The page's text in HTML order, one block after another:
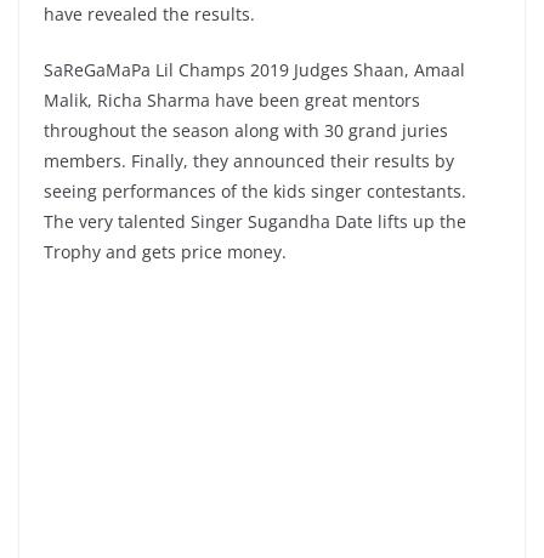
have revealed the results.
SaReGaMaPa Lil Champs 2019 Judges Shaan, Amaal
Malik, Richa Sharma have been great mentors
throughout the season along with 30 grand juries
members. Finally, they announced their results by
seeing performances of the kids singer contestants.
The very talented Singer Sugandha Date lifts up the
Trophy and gets price money.